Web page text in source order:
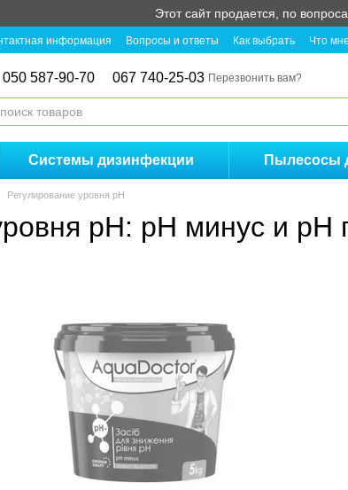
Этот сайт продается, по
информация Вопросы и ответы Как выбрать Что
050 587-90-70 067 740-25-03 Перезвонить вам?
Системы дизинфекции Пылесосы
Регулирование уровня pH
pH: рН минус и рН